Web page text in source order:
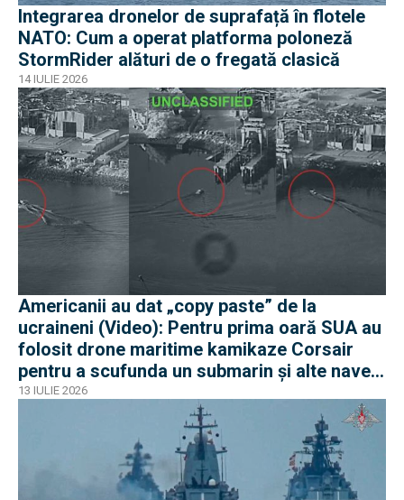
Integrarea dronelor de suprafață în flotele
NATO: Cum a operat platforma poloneză
StormRider alături de o fregată clasică
14 IULIE 2026
Americanii au dat „copy paste” de la
ucraineni (Video): Pentru prima oară SUA au
folosit drone maritime kamikaze Corsair
pentru a scufunda un submarin și alte nave
iraniene
13 IULIE 2026